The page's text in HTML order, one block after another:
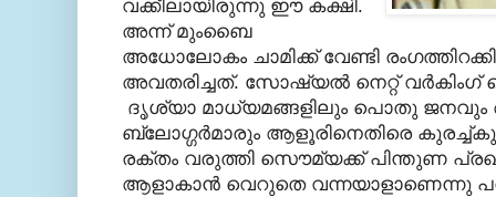
വക്കീലായിരുന്നു ഈ കക്ഷി.
അന്ന് മുംബൈ
അധോലോകം ചാമിക്ക് വേണ്ടി
അവതരിച്ചത്. സോഷ്യല്‍ നെറ്റ് വര്‍കിംഗ്
ദൃശ്യാ മാധ്യമങ്ങളിലും പൊതു ജനവും
ബ്ലോഗ്ഗര്‍മാരും ആളൂരിനെതിരെ
രക്തം വരുത്തി സൌമ്യക്ക്‌ പിന്തുണ
ആളാകാന്‍ വെറുതെ വന്നയാളാണെന്നു